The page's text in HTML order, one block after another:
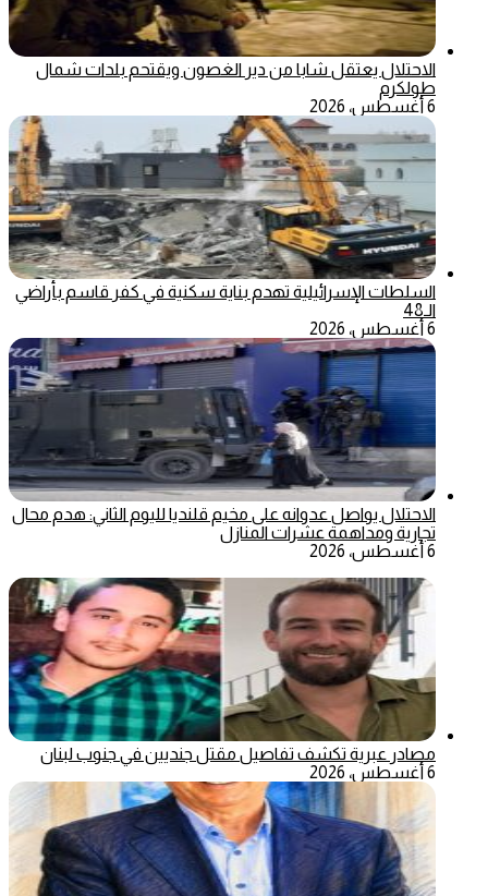
الاحتلال يعتقل شابا من دير الغصون ويقتحم بلدات شمال
طولكرم
6 أغسطس، 2026
السلطات الإسرائيلية تهدم بناية سكنية في كفر قاسم بأراضي
الـ48
6 أغسطس، 2026
الاحتلال يواصل عدوانه على مخيم قلنديا لليوم الثاني: هدم محال
تجارية ومداهمة عشرات المنازل
6 أغسطس، 2026
مصادر عبرية تكشف تفاصيل مقتل جنديين في جنوب لبنان
6 أغسطس، 2026